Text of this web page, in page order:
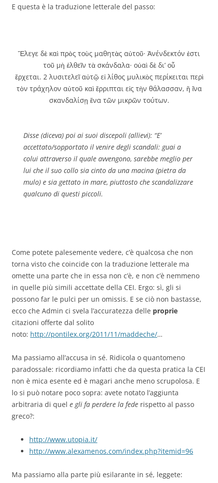
E questa è la traduzione letterale del passo:
Ἔλεγε δὲ καὶ πρὸς τοὺς μαθητὰς αὐτοῦ· Ἀνένδεκτόν ἐστι
τοῦ μὴ ἐλθεῖν τὰ σκάνδαλα· οὐαὶ δὲ δι’ οὗ
ἔρχεται. 2 λυσιτελεῖ αὐτῷ εἰ λίθος μυλικὸς περίκειται περὶ
τὸν τράχηλον αὐτοῦ καὶ ἔρριπται εἰς τὴν θάλασσαν, ἢ ἵνα
σκανδαλίσῃ ἕνα τῶν μικρῶν τούτων.
Disse (diceva) poi ai suoi discepoli (allievi): “E’
accettato/sopportato il venire degli scandali: guai a
colui attraverso il quale avvengono, sarebbe meglio per
lui che il suo collo sia cinto da una macina (pietra da
mulo) e sia gettato in mare, piuttosto che scandalizzare
qualcuno di questi piccoli.
Come potete palesemente vedere, c’è qualcosa che non
torna visto che coincide con la traduzione letterale ma
omette una parte che in essa non c’è, e non c’è nemmeno
in quelle più simili accettate della CEI. Ergo: sì, gli si
possono far le pulci per un omissis. E se ciò non bastasse,
ecco che Admin ci svela l’accuratezza delle proprie
citazioni offerte dal solito
noto: http://pontilex.org/2011/11/maddeche/…
Ma passiamo all’accusa in sé. Ridicola o quantomeno
paradossale: ricordiamo infatti che da questa pratica la CEI
non è mica esente ed è magari anche meno scrupolosa. E
lo si può notare poco sopra: avete notato l’aggiunta
arbitraria di quel e gli fa perdere la fede rispetto al passo
greco?:
http://www.utopia.it/
http://www.alexamenos.com/index.php?itemid=96
Ma passiamo alla parte più esilarante in sé, leggete: